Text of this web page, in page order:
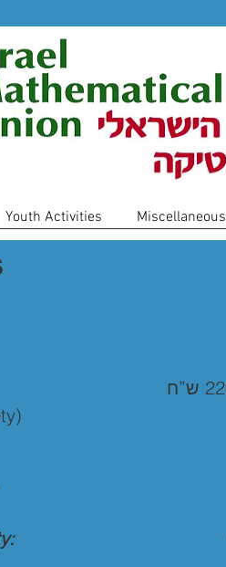
Youth Activities Miscellaneous